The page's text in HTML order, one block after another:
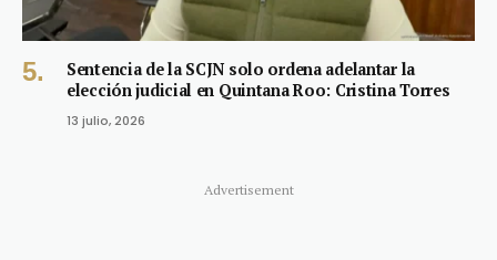
Sentencia de la SCJN solo ordena adelantar la
elección judicial en Quintana Roo: Cristina Torres
13 julio, 2026
Advertisement